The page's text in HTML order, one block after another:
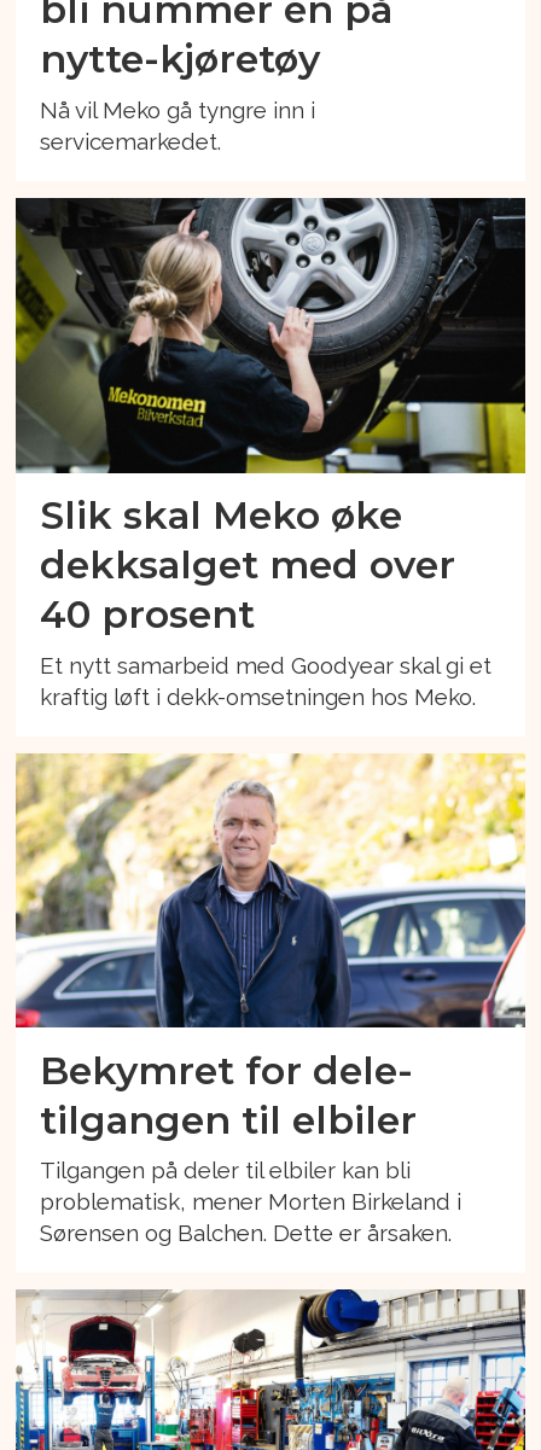
bli nummer én på
nytte-kjøretøy
Nå vil Meko gå tyngre inn i
servicemarkedet.
Slik skal Meko øke
dekksalget med over
40 prosent
Et nytt samarbeid med Goodyear skal gi et
kraftig løft i dekk-omsetningen hos Meko.
Bekymret for dele-
tilgangen til elbiler
Tilgangen på deler til elbiler kan bli
problematisk, mener Morten Birkeland i
Sørensen og Balchen. Dette er årsaken.